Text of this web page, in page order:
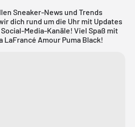
Sneaker-News und Trends
dich rund um die Uhr mit Updates
Media-Kanäle! Viel Spaß mit
LaFrancé Amour Puma Black!